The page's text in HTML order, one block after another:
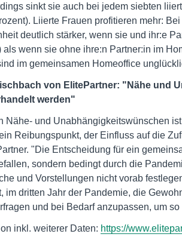
sinkt sie auch bei jedem siebten
Liierte Frauen profitieren mehr:
deutlich stärker, wenn sie und ihr:e
als wenn sie ohne ihre:n Partner:in im
im gemeinsamen Homeoffice
von ElitePartner: "Nähe und
werden"
Nähe- und Unabhängigkeitswünschen
Reibungspunkt, der Einfluss auf die
"Die Entscheidung für ein
sondern bedingt durch die
und Vorstellungen nicht vorab
im dritten Jahr der Pandemie, die
und bei Bedarf anzupassen, um
inkl. weiterer Daten: https://